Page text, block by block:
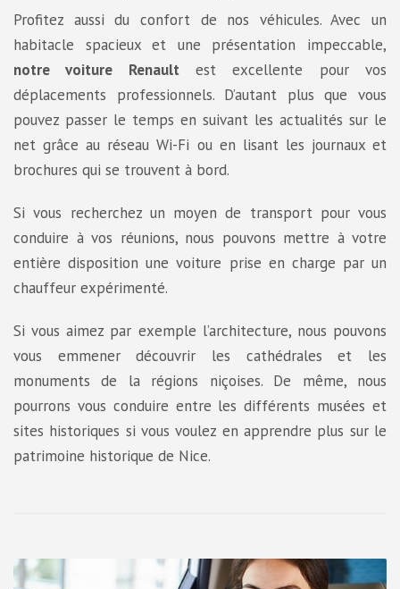
Profitez aussi du confort de nos véhicules. Avec un
habitacle spacieux et une présentation impeccable,
notre voiture Renault est excellente pour vos
déplacements professionnels. D’autant plus que vous
pouvez passer le temps en suivant les actualités sur le
net grâce au réseau Wi-Fi ou en lisant les journaux et
brochures qui se trouvent à bord.
Si vous recherchez un moyen de transport pour vous
conduire à vos réunions, nous pouvons mettre à votre
entière disposition une voiture prise en charge par un
chauffeur expérimenté.
Si vous aimez par exemple l’architecture, nous pouvons
vous emmener découvrir les cathédrales et les
monuments de la régions niçoises. De même, nous
pourrons vous conduire entre les différents musées et
sites historiques si vous voulez en apprendre plus sur le
patrimoine historique de Nice.